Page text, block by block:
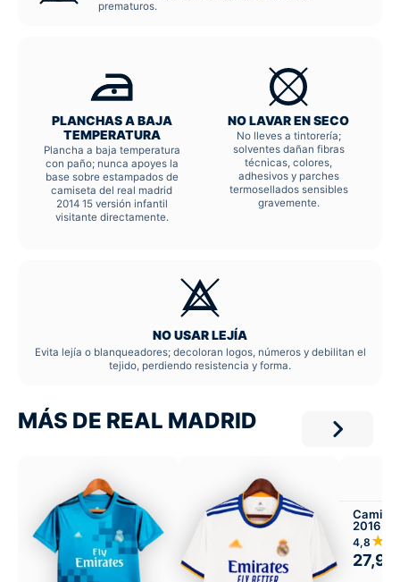
prematuros.
PLANCHAS A BAJA
TEMPERATURA
Plancha a baja temperatura
con paño; nunca apoyes la
base sobre estampados de
camiseta del real madrid
2014 15 versión infantil
visitante directamente.
NO LAVAR EN SECO
No lleves a tintorería;
solventes dañan fibras
técnicas, colores,
adhesivos y parches
termosellados sensibles
gravemente.
NO USAR LEJÍA
Evita lejía o blanqueadores; decoloran logos, números y debilitan el
tejido, perdiendo resistencia y forma.
MÁS DE REAL MADRID
2016-17
4,8
27,99